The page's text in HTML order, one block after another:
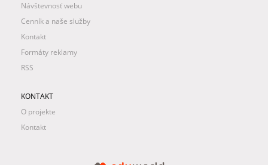
Návštevnosť webu
Cenník a naše služby
Kontakt
Formáty reklamy
RSS
KONTAKT
O projekte
Kontakt